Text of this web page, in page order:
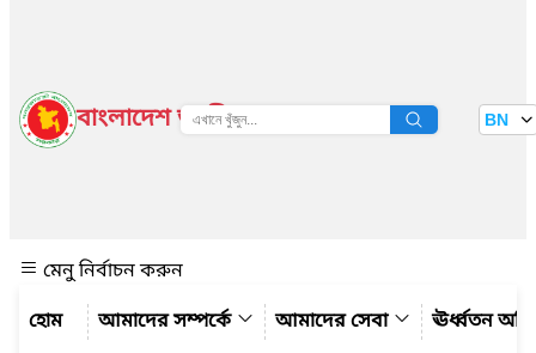
বাংলাদেশ জাতীয় তথ্য বাতায়ন BN
মেনু নির্বাচন করুন
আমাদের সম্পর্কে
আমাদের সেবা ঊর্ধ্বতন